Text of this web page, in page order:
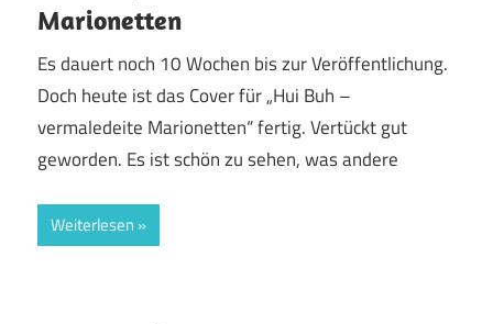
Marionetten
Es dauert noch 10 Wochen bis zur Veröffentlichung.
Doch heute ist das Cover für „Hui Buh –
vermaledeite Marionetten“ fertig. Vertückt gut
geworden. Es ist schön zu sehen, was andere
Weiterlesen